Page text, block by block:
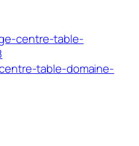
centre-table-
table-domaine-